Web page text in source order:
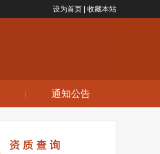
设为首页 | 收藏本站
通知公告